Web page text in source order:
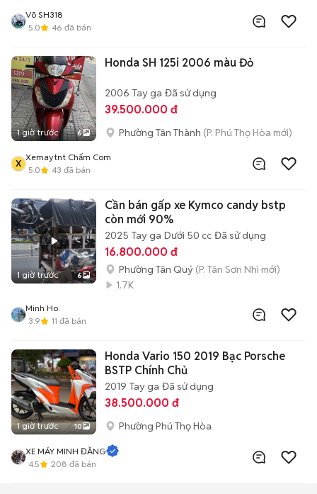
Võ SH318
5.0
46 đã bán
1 giờ trước 6
Honda SH 125i 2006 màu Đỏ
2006 Tay ga Đã sử dụng
39.500.000 đ
Phường Tân Thành (P. Phú Thọ Hòa mới)
X
Xemaytnt Chấm Com
5.0
43 đã bán
1 giờ trước 6
Cần bán gấp xe Kymco candy bstp
còn mới 90%
2025 Tay ga Dưới 50 cc Đã sử dụng
16.800.000 đ
Phường Tân Quý (P. Tân Sơn Nhì mới)
1.7K
Minh Ho.
3.9
11 đã bán
1 giờ trước 10
Honda Vario 150 2019 Bạc Porsche
BSTP Chính Chủ
2019 Tay ga Đã sử dụng
38.500.000 đ
Phường Phú Thọ Hòa
XE MÁY MINH ĐĂNG
4.5
208 đã bán